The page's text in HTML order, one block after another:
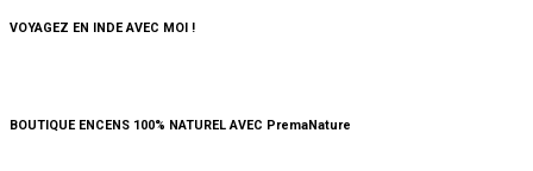
VOYAGEZ EN INDE AVEC MOI !
BOUTIQUE ENCENS 100% NATUREL AVEC PremaNature